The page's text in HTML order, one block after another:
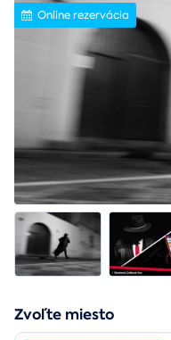
Online rezervácia
Zvoľte miesto